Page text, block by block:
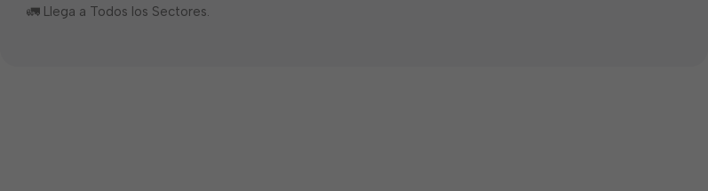
🚛 Llega a Todos los Sectores.